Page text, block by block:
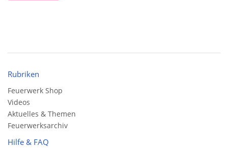
Rubriken
Feuerwerk Shop
Videos
Aktuelles & Themen
Feuerwerksarchiv
Hilfe & FAQ